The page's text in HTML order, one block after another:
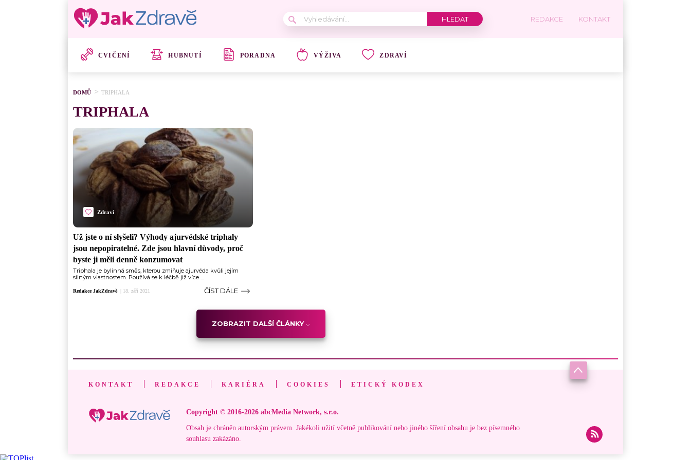
REDAKCE KONTAKT
CVIČENÍ HUBNUTÍ PORADNA VÝŽIVA ZDRAVÍ
DOMŮ TRIPHALA
TRIPHALA
Zdraví
Už jste o ní slyšeli? Výhody ajurvédské triphaly
jsou nepopiratelné. Zde jsou hlavní důvody, proč
byste ji měli denně konzumovat
Triphala je bylinná směs, kterou zmiňuje ajurvéda kvůli jejím
silným vlastnostem. Používá se k léčbě již více ...
Redakce JakZdravě 18. září 2021 ČÍST DÁLE
ZOBRAZIT DALŠÍ ČLÁNKY
KONTAKT REDAKCE KARIÉRA COOKIES ETICKÝ KODEX
Copyright © 2016-2026 abcMedia Network, s.r.o.
Obsah je chráněn autorským právem. Jakékoli užití včetně publikování nebo jiného šíření obsahu je bez písemného
souhlasu zakázáno.